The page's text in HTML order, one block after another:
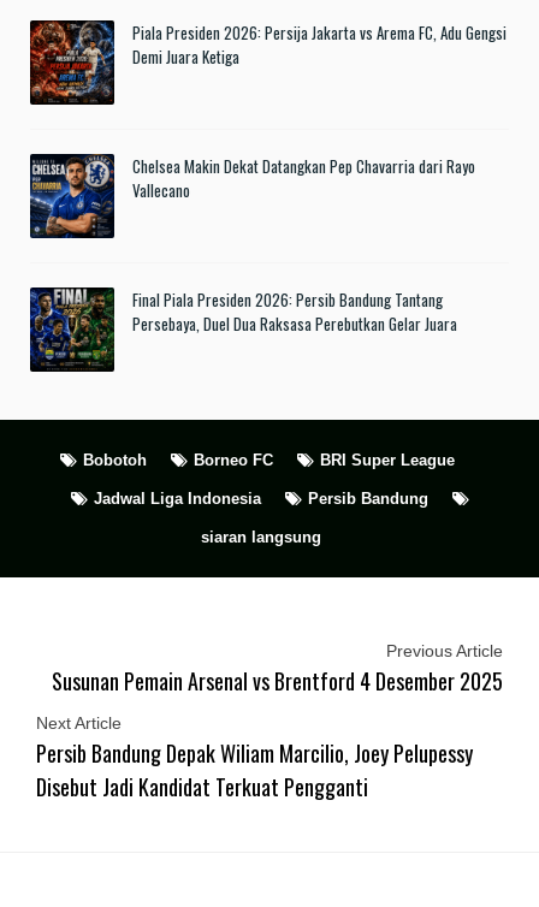
Piala Presiden 2026: Persija Jakarta vs Arema FC, Adu Gengsi
Demi Juara Ketiga
Chelsea Makin Dekat Datangkan Pep Chavarria dari Rayo
Vallecano
Final Piala Presiden 2026: Persib Bandung Tantang
Persebaya, Duel Dua Raksasa Perebutkan Gelar Juara
Bobotoh Borneo FC BRI Super League
Jadwal Liga Indonesia Persib Bandung
siaran langsung
Previous Article
Susunan Pemain Arsenal vs Brentford 4 Desember 2025
Next Article
Persib Bandung Depak Wiliam Marcilio, Joey Pelupessy
Disebut Jadi Kandidat Terkuat Pengganti